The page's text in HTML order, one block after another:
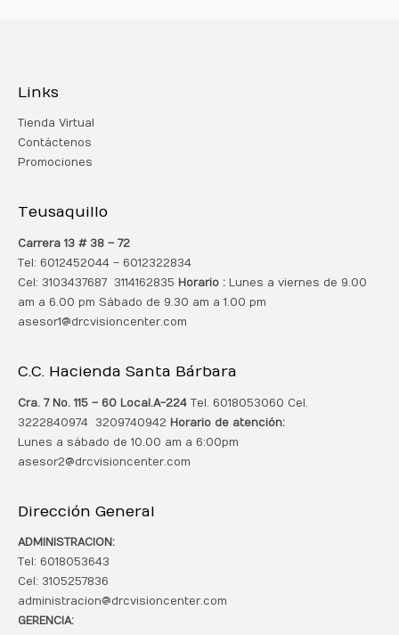
Links
Tienda Virtual
Contáctenos
Promociones
Teusaquillo
Carrera 13 # 38 – 72
Tel: 6012452044 – 6012322834
Cel: 3103437687 3114162835 Horario : Lunes a viernes de 9.00
am a 6.00 pm Sábado de 9.30 am a 1.00 pm
asesor1@drcvisioncenter.com
C.C. Hacienda Santa Bárbara
Cra. 7 No. 115 – 60 Local.A-224 Tel. 6018053060 Cel.
3222840974 3209740942 Horario de atención:
Lunes a sábado de 10.00 am a 6:00pm
asesor2@drcvisioncenter.com
Dirección General
ADMINISTRACION:
Tel: 6018053643
Cel: 3105257836
administracion@drcvisioncenter.com
GERENCIA: